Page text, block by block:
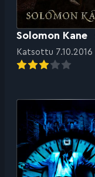
Solomon Kane
Katsottu 7.10.2016